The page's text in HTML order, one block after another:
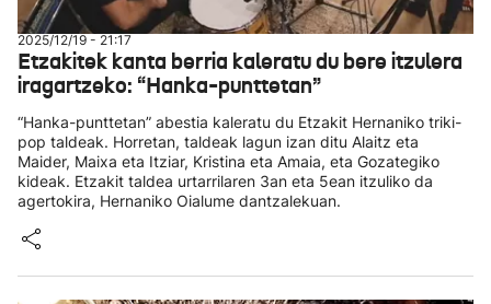
2025/12/19 - 21:17
Etzakitek kanta berria kaleratu du bere itzulera
iragartzeko: “Hanka-punttetan”
“Hanka-punttetan” abestia kaleratu du Etzakit Hernaniko triki-
pop taldeak. Horretan, taldeak lagun izan ditu Alaitz eta
Maider, Maixa eta Itziar, Kristina eta Amaia, eta Gozategiko
kideak. Etzakit taldea urtarrilaren 3an eta 5ean itzuliko da
agertokira, Hernaniko Oialume dantzalekuan.